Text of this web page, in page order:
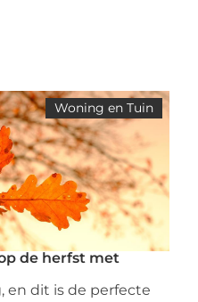
Woning en Tuin
de herfst met
en dit is de perfecte